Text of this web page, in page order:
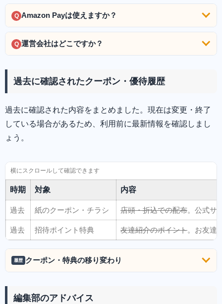
Q Amazon Payは使えますか？
Q 運営会社はどこですか？
過去に確認されたクーポン・優待履歴
過去に確認された内容をまとめました。現在は変更・終了
している場合があるため、利用前に最新情報を確認しまし
ょう。
時期 対象 内容
過去 紙のクーポン・チラシ 店頭・折込での配布。公式サ
過去 招待ポイント特典 友達紹介のポイント。お友達
履歴 クーポン・特典の移り変わり
編集部のアドバイス